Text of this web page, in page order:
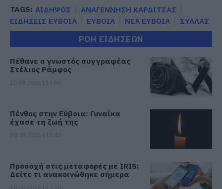
TAGS: ΑΙΔΗΨΟΣ
ΑΝΑΓΕΝΝΗΣΗ ΚΑΡΔΙΤΣΑΣ
ΕΙΔΗΣΕΙΣ ΕΥΒΟΙΑ
ΕΥΒΟΙΑ ΝΕΑ ΕΥΒΟΙΑ ΣΥΛΛΑΣ
ΡΟΗ ΕΙΔΗΣΕΩΝ
Πέθανε ο γνωστός συγγραφέας
Στέλιος Ράμφος
Πένθος στην Εύβοια: Γυναίκα
έχασε τη ζωή της
Προσοχή στις μεταφορές με IRIS:
Δείτε τι ανακοινώθηκε σήμερα